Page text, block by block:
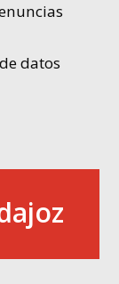
datos